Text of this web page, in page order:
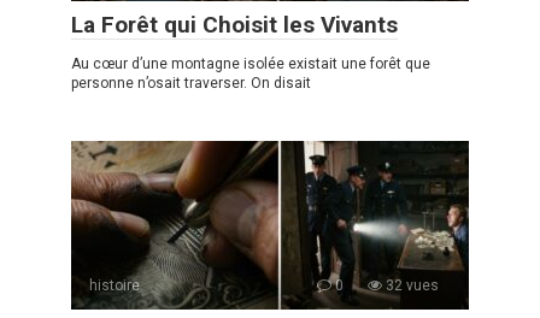
La Forêt qui Choisit les Vivants
Au cœur d’une montagne isolée existait une forêt que
personne n’osait traverser. On disait
histoire 0 32 vues